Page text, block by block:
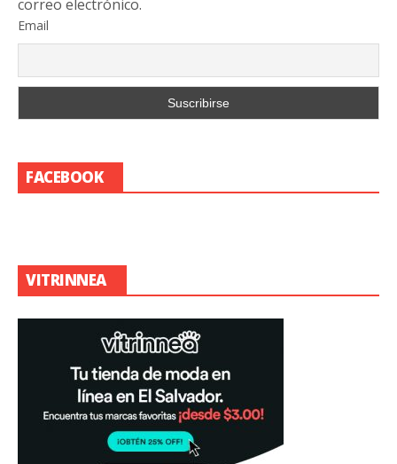
correo electrónico.
Email
FACEBOOK
VITRINNEA